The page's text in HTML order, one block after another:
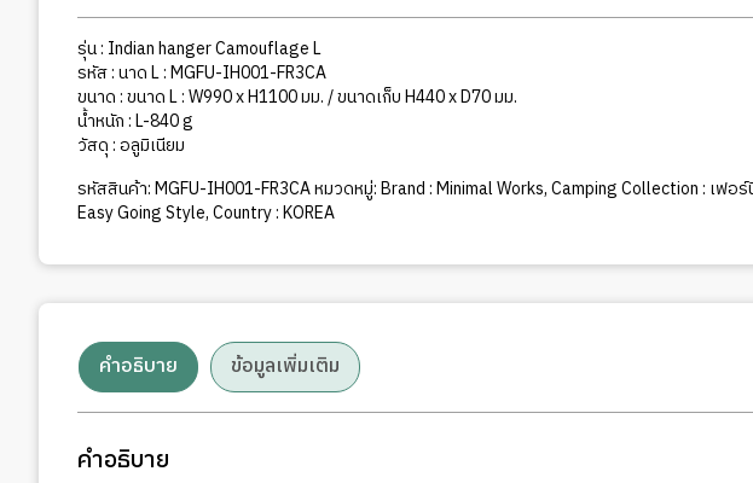
รุ่น : Indian hanger Camouflage L
รหัส : นาด L : MGFU-IH001-FR3CA
ขนาด : ขนาด L : W990 x H1100 มม. / ขนาดเก็บ H440 x D70 มม.
น้ำหนัก : L-840 g
วัสดุ : อลูมิเนียม
รหัสสินค้า:MGFU-IH001-FR3CAหมวดหมู่:Brand : Minimal Works,Camping Collection : เฟอ
Easy Going Style,Country : KOREA
คำอธิบาย ข้อมูลเพิ่มเติม
คำอธิบาย